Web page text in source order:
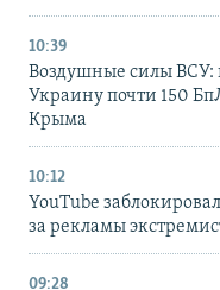
10:39
Воздушные силы ВСУ:
Украину почти 150
Крыма
10:12
YouTube
за рекламы
09:28